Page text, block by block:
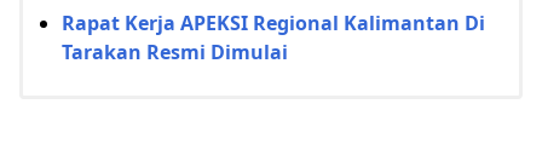
Rapat Kerja APEKSI Regional Kalimantan Di
Tarakan Resmi Dimulai